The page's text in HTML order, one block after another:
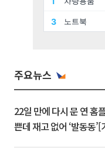
주요뉴스
22일 만에 다시 문 연 홈
쁜데 재고 없어 ‘발동동